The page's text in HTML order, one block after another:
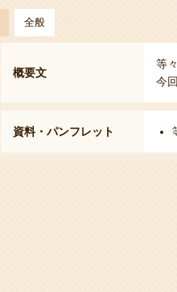
全般
概要文
等
今
資料・パンフレット